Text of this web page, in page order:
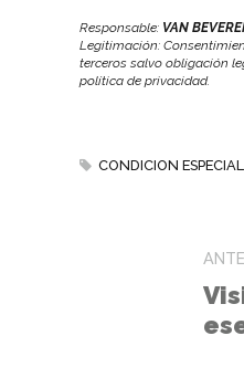
Responsable: VAN
Legitimación:
terceros salvo obligación
política de privacidad.
CONDICION